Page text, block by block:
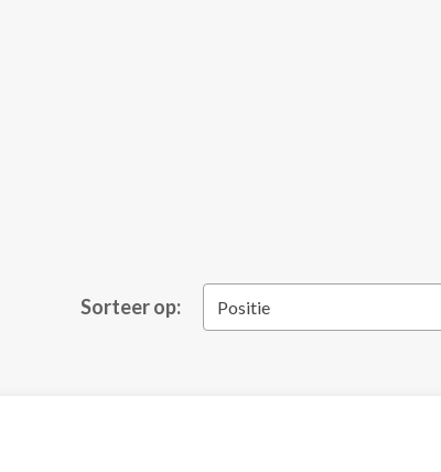
Sorteer op: Positie